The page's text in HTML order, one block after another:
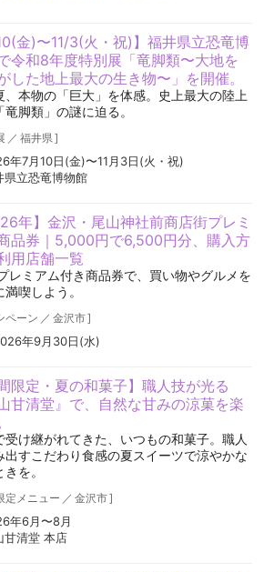
金)〜11/3(火・祝)】福井県立恐竜博
令和8年度特別展「竜脚類〜大地を
した地上最大の生き物〜」を開催。
、本物の「巨大」を体感。史上最大の陸上
竜脚類」の謎に迫る。
／ 福井県]
年7月10日(金)〜11月3日(火・祝)
県立恐竜博物館
年】金沢・尾山神社前商店街プレミ
品券｜5,000円で6,500円分、購入方
用店舗一覧
レミアム付き商品券で、買い物やグルメを
満喫しよう。
ペーン ／ 金沢市]
年9月30日(水)
間限定・夏の和菓子】職人技が光る
山甘清堂』で、自然な甘みの涼菓を楽
受け継がれてきた、いつもの和菓子。職人
出すこだわり食感の夏スイーツで涼やかな
を。
定メニュー ／ 金沢市]
年6月〜8月
甘清堂 本店